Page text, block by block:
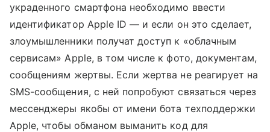
украденного смартфона необходимо ввести
идентификатор Apple ID — и если он это сделает,
злоумышленники получат доступ к «облачным
сервисам» Apple, в том числе к фото, документам,
сообщениям жертвы. Если жертва не реагирует на
SMS-сообщения, с ней попробуют связаться через
мессенджеры якобы от имени бота техподдержки
Apple, чтобы обманом выманить код для